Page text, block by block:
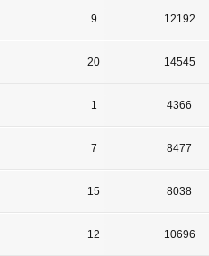
9 12192
20 14545
1 4366
7 8477
15 8038
12 10696